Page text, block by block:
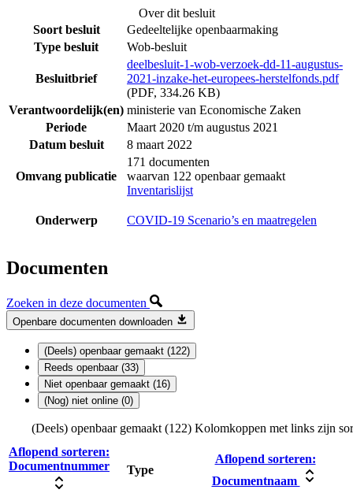
Over dit besluit
Soort besluit
Gedeeltelijke openbaarmaking
Type besluit
Wob-besluit
Besluitbrief
deelbesluit-1-wob-verzoek-dd-11-augustus-
2021-inzake-het-europees-herstelfonds.pdf
(PDF, 334.26 KB)
Verantwoordelijk(en) ministerie van Economische Zaken
Periode
Maart 2020 t/m augustus 2021
Datum besluit
8 maart 2022
Omvang publicatie
171 documenten
waarvan 122 openbaar gemaakt
Inventarislijst
Onderwerp COVID-19 Scenario’s en maatregelen
Documenten
Zoeken in deze documenten
Openbare documenten downloaden
(Deels) openbaar gemaakt (122)
Reeds openbaar (33)
Niet openbaar gemaakt (16)
(Nog) niet online (0)
(Deels) openbaar gemaakt (122) Kolomkoppen met links zijn
Aflopend sorteren:
Documentnummer
Type
Aflopend sorteren:
Documentnaam